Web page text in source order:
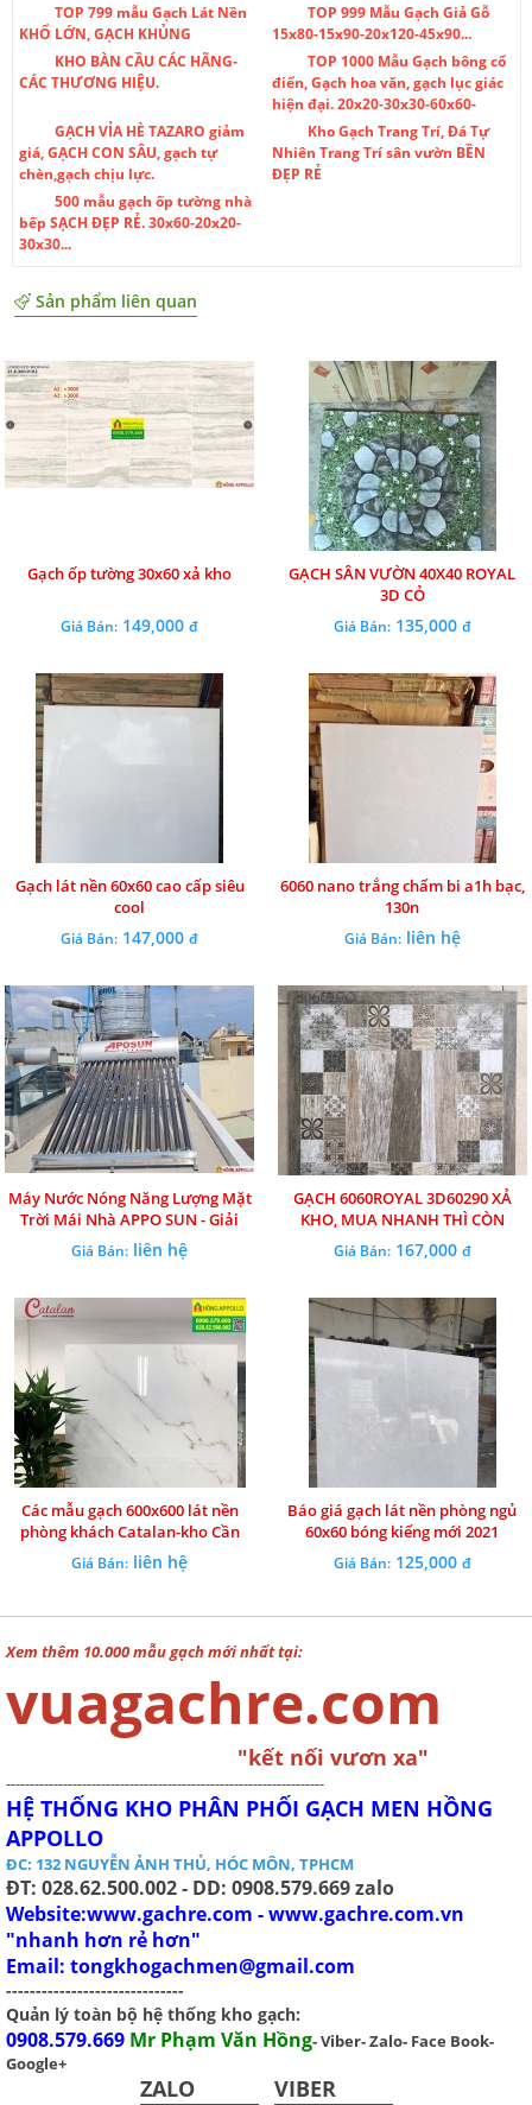
TOP 799 mẫu Gạch Lát Nền
KHỔ LỚN, GẠCH KHỦNG
TOP 999 Mẫu Gạch Giả Gỗ
15x80-15x90-20x120-45x90...
KHO BÀN CẦU CÁC HÃNG-
CÁC THƯƠNG HIỆU.
TOP 1000 Mẫu Gạch bông cổ
điển, Gạch hoa văn, gạch lục giác
hiện đại. 20x20-30x30-60x60-
GẠCH VỈA HÈ TAZARO giảm
giá, GẠCH CON SÂU, gạch tự
chèn,gạch chịu lực.
Kho Gạch Trang Trí, Đá Tự
Nhiên Trang Trí sân vườn BỀN
ĐẸP RẺ
500 mẫu gạch ốp tường nhà
bếp SẠCH ĐẸP RẺ. 30x60-20x20-
30x30...
Sản phẩm liên quan
Gạch ốp tường 30x60 xả kho
Giá Bán: 149,000đ
GẠCH SÂN VƯỜN 40X40 ROYAL
3D CỎ
Giá Bán:135,000 đ
Gạch lát nền 60x60 cao cấp siêu
cool
Giá Bán: 147,000đ
6060 nano trắng chấm bi a1h bạc,
130n
Giá Bán:liên hệ
Máy Nước Nóng Năng Lượng Mặt
Trời Mái Nhà APPO SUN - Giải
Pháp Tiết Kiệm Năng Lượng Chất
Lượng Cao
Giá Bán: liên hệ
GẠCH 6060ROYAL 3D60290 XẢ
KHO, MUA NHANH THÌ CÒN
Giá Bán:167,000 đ
Các mẫu gạch 600x600 lát nền
phòng khách Catalan-kho Cần
thơ-Tiền giang-Hậu giang-Vĩnh
long
Giá Bán: liên hệ
Báo giá gạch lát nền phòng ngủ
60x60 bóng kiếng mới 2021
Giá Bán:125,000 đ
Xem thêm 10.000 mẫu gạch mới nhất tại:
vuagachre.com
"kết nối vươn xa"
-------------------------------------------------------------------
HỆ THỐNG KHO PHÂN PHỐI GẠCH MEN HỒNG
APPOLLO
ĐC: 132 NGUYỄN ẢNH THỦ, HÓC MÔN, TPHCM
ĐT: 028.62.500.002 - DD: 0908.579.669 zalo
Website:www.gachre.com - www.gachre.com.vn
"nhanh hơn rẻ hơn"
Email: tongkhogachmen@gmail.com
------------------------------
Quản lý toàn bộ hệ thống kho gạch:
0908.579.669 Mr Phạm Văn Hồng- Viber- Zalo- Face Book-
Google+
ZALO VIBER